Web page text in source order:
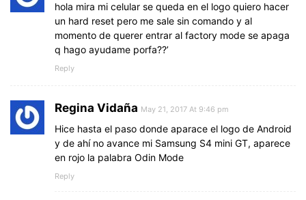
hola mira mi celular se queda en el logo quiero hacer
un hard reset pero me sale sin comando y al
momento de querer entrar al factory mode se apaga
q hago ayudame porfa??’
Reply
Regina Vidaña May 21, 2017 At 9:46 pm
Hice hasta el paso donde aparace el logo de Android
y de ahí no avance mi Samsung S4 mini GT, aparece
en rojo la palabra Odin Mode
Reply